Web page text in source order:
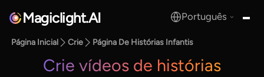
Magiclight.AI Português
Página Inicial Crie Página De Histórias Infantis
Crie vídeos de histórias